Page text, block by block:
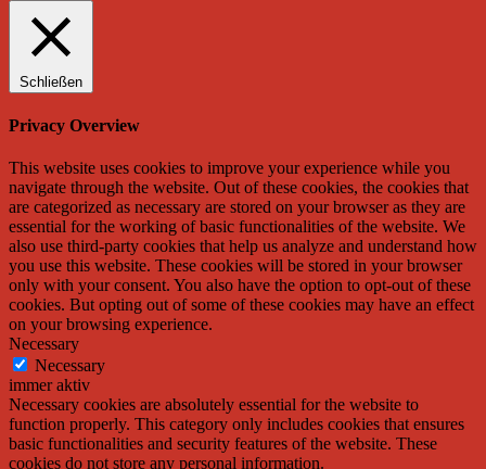
Schließen
Privacy Overview
This website uses cookies to improve your experience while you
navigate through the website. Out of these cookies, the cookies that
are categorized as necessary are stored on your browser as they are
essential for the working of basic functionalities of the website. We
also use third-party cookies that help us analyze and understand how
you use this website. These cookies will be stored in your browser
only with your consent. You also have the option to opt-out of these
cookies. But opting out of some of these cookies may have an effect
on your browsing experience.
Necessary
Necessary
immer aktiv
Necessary cookies are absolutely essential for the website to
function properly. This category only includes cookies that ensures
basic functionalities and security features of the website. These
cookies do not store any personal information.